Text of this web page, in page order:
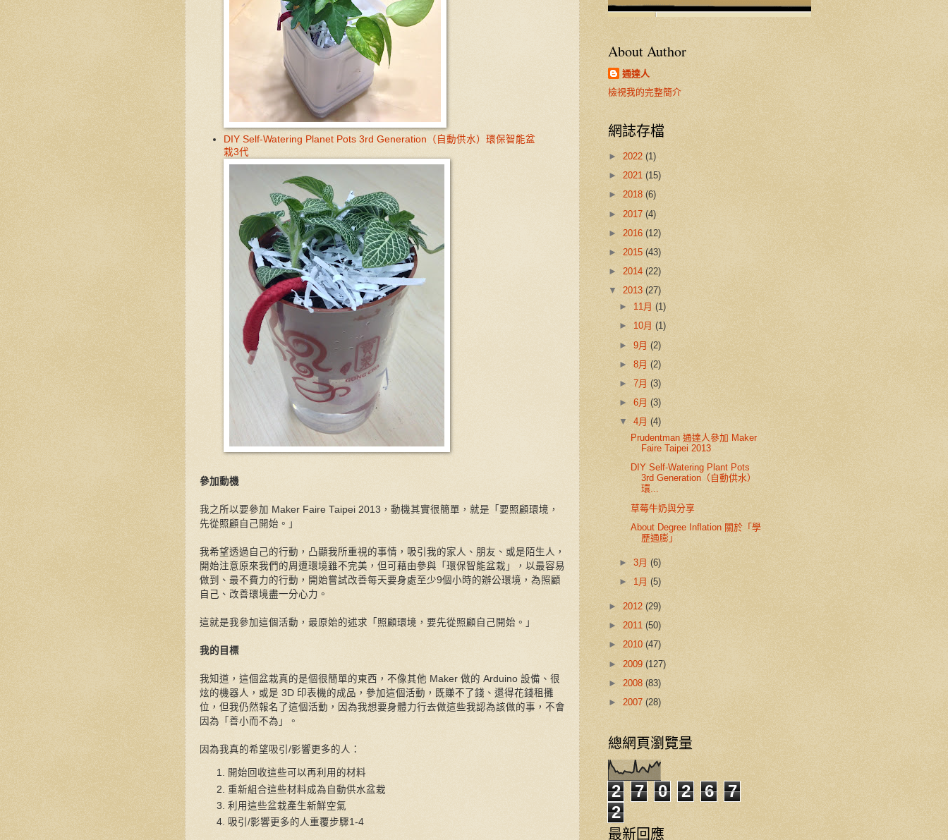
DIY Self-Watering Planet Pots 3rd Generation（自動供水）環保智能盆
栽3代
參加動機
我之所以要參加 Maker Faire Taipei 2013，動機其實很簡單，就是「要照顧環境，
先從照顧自己開始。」
我希望透過自己的行動，凸顯我所重視的事情，吸引我的家人、朋友、或是陌生人，
開始注意原來我們的周遭環境雖不完美，但可藉由參與「環保智能盆栽」，以最容易
做到、最不費力的行動，開始嘗試改善每天要身處至少9個小時的辦公環境，為照顧
自己、改善環境盡一分心力。
這就是我參加這個活動，最原始的述求「照顧環境，要先從照顧自己開始。」
我的目標
我知道，這個盆栽真的是個很簡單的東西，不像其他 Maker 做的 Arduino 設備、很
炫的機器人，或是 3D 印表機的成品，參加這個活動，既賺不了錢、還得花錢租攤
位，但我仍然報名了這個活動，因為我想要身體力行去做這些我認為該做的事，不會
因為「善小而不為」。
因為我真的希望吸引/影響更多的人：
開始回收這些可以再利用的材料
重新組合這些材料成為自動供水盆栽
利用這些盆栽產生新鮮空氣
吸引/影響更多的人重覆步驟1-4
About Author
通達人
檢視我的完整簡介
網誌存檔
► 2022 (1)
► 2021 (15)
► 2018 (6)
► 2017 (4)
► 2016 (12)
► 2015 (43)
► 2014 (22)
▼ 2013 (27)
► 11月(1)
► 10月(1)
►9月(2)
►8月(2)
►7月(3)
►6月(3)
▼4月(4)
Prudentman 通達人參加 Maker
Faire Taipei 2013
DIY Self-Watering Plant Pots
3rd Generation（自動供水）
環...
草莓牛奶與分享
About Degree Inflation 關於「學
歷通膨」
►3月(6)
► 1月(5)
► 2012 (29)
► 2011 (50)
► 2010 (47)
► 2009 (127)
► 2008 (83)
► 2007 (28)
總網頁瀏覽量
2 7 0 2 6
7
2
最新回應